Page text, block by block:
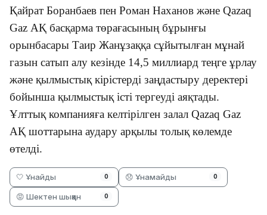
Қайрат Боранбаев пен Роман Наханов және Qazaq
Gaz АҚ басқарма төрағасының бұрынғы
орынбасары Таир Жанұзаққа сұйытылған мұнай
газын сатып алу кезінде 14,5 миллиард теңге ұрлау
және қылмыстық кірістерді заңдастыру деректері
бойынша қылмыстық істі тергеуді аяқтады.
Ұлттық компанияға келтірілген залал Qazaq Gaz
АҚ шоттарына аудару арқылы толық көлемде
өтелді.
🤍 Ұнайды 0 😞 Ұнамайды 0
😡 Шектен шыққан 0